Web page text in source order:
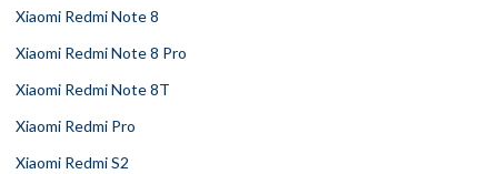
Xiaomi Redmi Note 8
Xiaomi Redmi Note 8 Pro
Xiaomi Redmi Note 8T
Xiaomi Redmi Pro
Xiaomi Redmi S2